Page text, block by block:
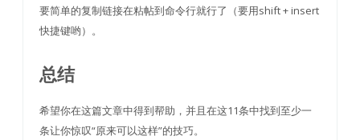
要简单的复制链接在粘帖到命令行就行了（要用shift + insert
快捷键哟）。
总结
希望你在这篇文章中得到帮助，并且在这11条中找到至少一
条让你惊叹“原来可以这样”的技巧。